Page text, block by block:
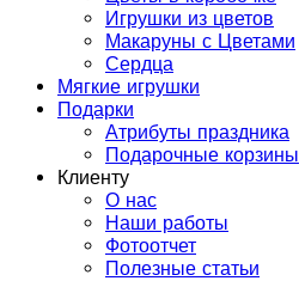
Игрушки из цветов
Макаруны с Цветами
Сердца
Мягкие игрушки
Подарки
Атрибуты праздника
Подарочные корзины
Клиенту
О нас
Наши работы
Фотоотчет
Полезные статьи